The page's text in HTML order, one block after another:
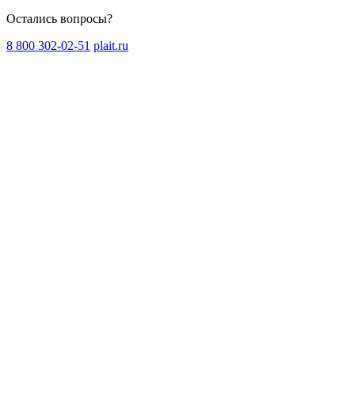
Остались вопросы?
8 800 302-02-51 plait.ru